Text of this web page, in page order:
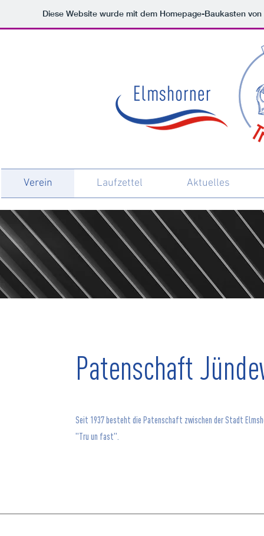
Diese Website wurde mit dem Homepage-Baukasten von
Verein Laufzettel Aktuelles
Patenschaft
Seit 1937 besteht die Patenschaft zwischen der Stadt
"Tru un fast".